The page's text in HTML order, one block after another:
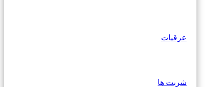
عرقیات
شربت ها